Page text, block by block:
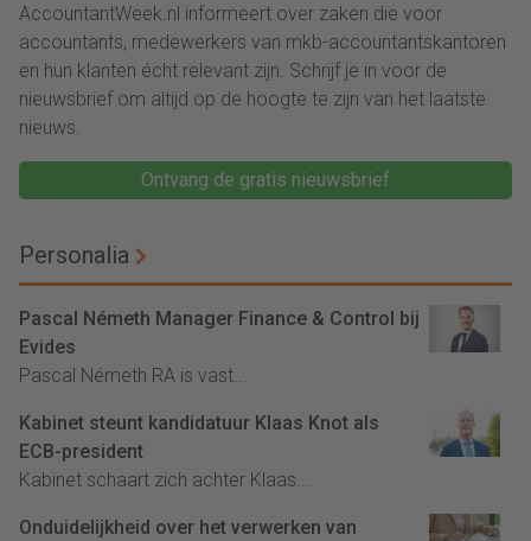
AccountantWeek.nl informeert over zaken die voor
accountants, medewerkers van mkb-accountantskantoren
en hun klanten écht relevant zijn. Schrijf je in voor de
nieuwsbrief om altijd op de hoogte te zijn van het laatste
nieuws.
Ontvang de gratis nieuwsbrief
Personalia
Pascal Németh Manager Finance & Control bij
Evides
Pascal Németh RA is vast...
Kabinet steunt kandidatuur Klaas Knot als
ECB-president
Kabinet schaart zich achter Klaas...
Onduidelijkheid over het verwerken van